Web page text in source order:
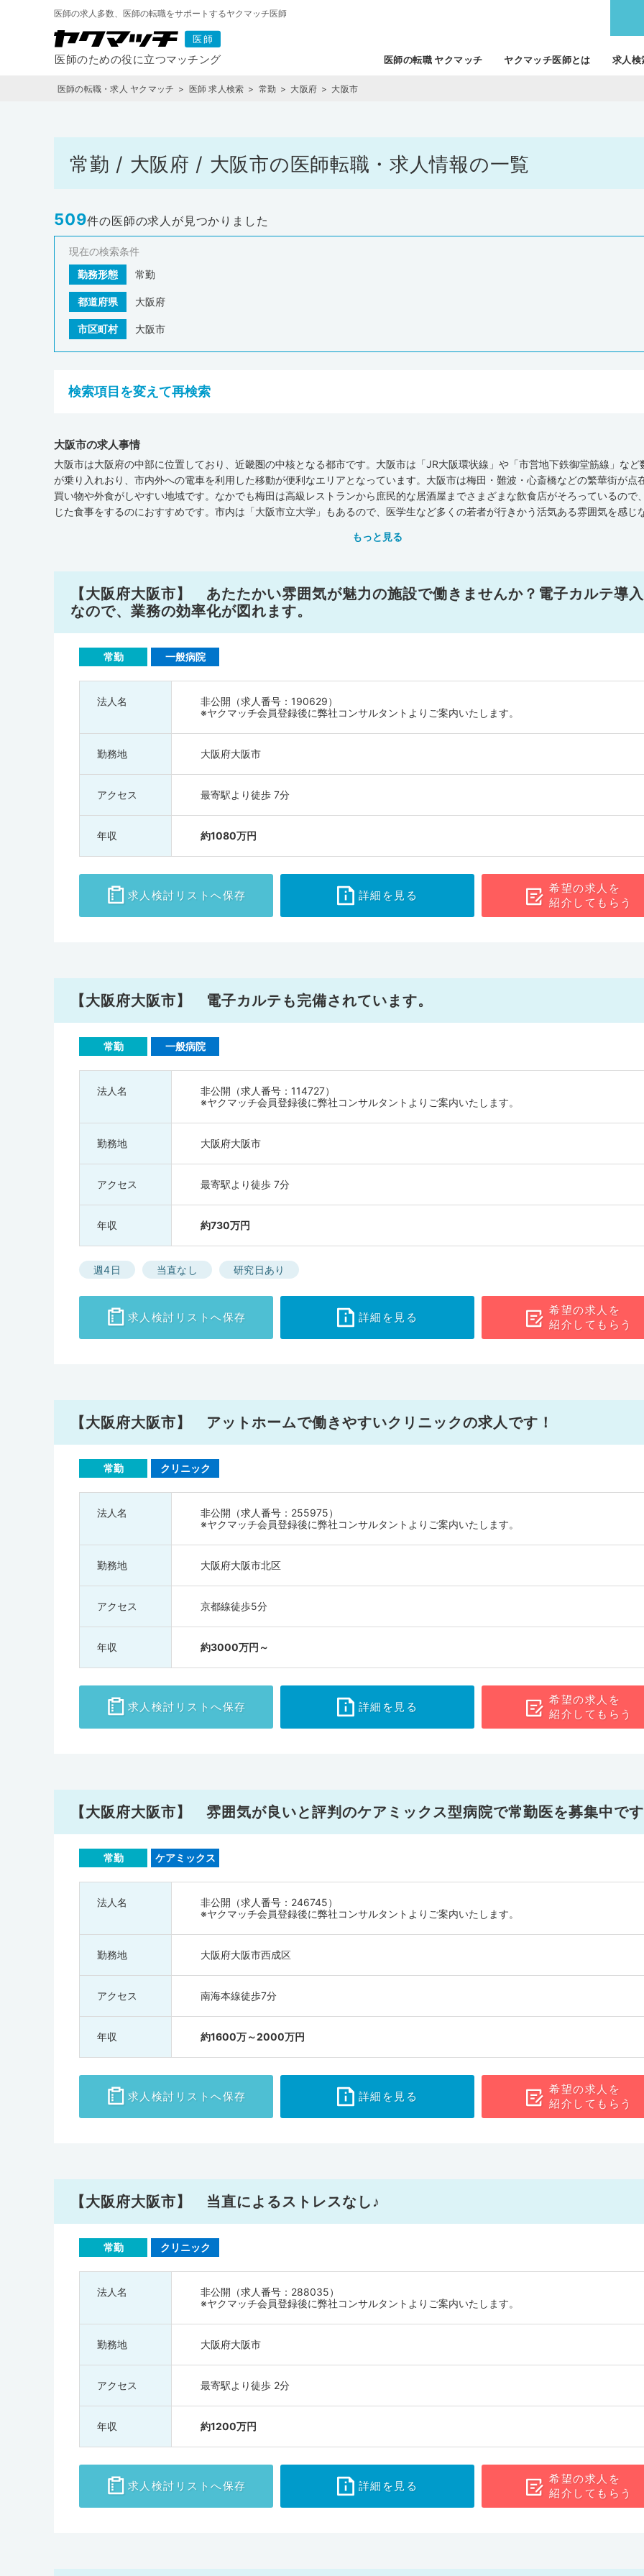
医師の求人多数、医師の転職をサポートするヤクマッチ医師
医師の転職 ヤクマッチ ヤクマッチ医師とは 求人検
医師の転職・求人 ヤクマッチ 医師 求人検索 常勤 大阪府 大阪市
常勤 / 大阪府 / 大阪市の医師転職・求人情報の一覧
509件の医師の求人が見つかりました
現在の検索条件
勤務形態
常勤
都道府県 大阪府
市区町村 大阪市
検索項目を変えて再検索
大阪市の求人事情
大阪市は大阪府の中部に位置しており、近畿圏の中核となる都市です。大阪市は「JR大阪環状線」や「市営地下鉄御堂筋線」など
が乗り入れおり、市内外への電車を利用した移動が便利なエリアとなっています。大阪市は梅田・難波・心斎橋などの繁華街が点
買い物や外食がしやすい地域です。なかでも梅田は高級レストランから庶民的な居酒屋までさまざまな飲食店がそろっているので
じた食事をするのにおすすめです。市内は「大阪市立大学」もあるので、医学生など多くの若者が行きかう活気ある雰囲気を感じ
と、平成30年11月時点で、大阪市（大阪市医療圏）の医療機関・介護施設数は、一般診療所が3,230軒、病院が176軒、歯科が
市が全国平均を上まわっている状況です。病床数（人口10万人あたり）は、一般診療所・病院の病床数ともに大阪市が全国平均を
ます。また厚生労働省が調査・発表した『医師・歯科医師・薬剤師統計の概況（平成30年）』によると、大阪市の医師の人数は
の医師の人数は327,210人)でした。大阪市の医師の人数を人口10万人あたりに換算すると359人（全国平均は258.8人）となりま
療機関もそろっているので、医師として新たな知見や技術を学びながら働きやすいでしょう。大阪府で転職を考えている方は、ぜ
人もチェックしてみてください。
もっと見る
【大阪府大阪市】 あたたかい雰囲気が魅力の施設で働きませんか？電子カルテ導
なので、業務の効率化が図れます。
常勤 一般病院
法人名
非公開（求人番号：190629）
※ヤクマッチ会員登録後に弊社コンサルタントよりご案内いたします。
勤務地 大阪府大阪市
アクセス 最寄駅より徒歩 7分
年収 約1080万円
求人検討 リストへ保存 詳細を見る
希望の求人を
紹介してもらう
【大阪府大阪市】 電子カルテも完備されています。
常勤 一般病院
法人名
非公開（求人番号：114727）
※ヤクマッチ会員登録後に弊社コンサルタントよりご案内いたします。
勤務地 大阪府大阪市
アクセス 最寄駅より徒歩 7分
年収 約730万円
週4日 当直なし 研究日あり
求人検討 リストへ保存 詳細を見る
希望の求人を
紹介してもらう
【大阪府大阪市】 アットホームで働きやすいクリニックの求人です！
常勤 クリニック
法人名
非公開（求人番号：255975）
※ヤクマッチ会員登録後に弊社コンサルタントよりご案内いたします。
勤務地 大阪府大阪市北区
アクセス 京都線徒歩5分
年収 約3000万円～
求人検討 リストへ保存 詳細を見る
希望の求人を
紹介してもらう
【大阪府大阪市】 雰囲気が良いと評判のケアミックス型病院で常勤医を募集中で
常勤 ケアミックス
法人名
非公開（求人番号：246745）
※ヤクマッチ会員登録後に弊社コンサルタントよりご案内いたします。
勤務地 大阪府大阪市西成区
アクセス 南海本線徒歩7分
年収 約1600万～2000万円
求人検討 リストへ保存 詳細を見る
希望の求人を
紹介してもらう
【大阪府大阪市】 当直によるストレスなし♪
常勤 クリニック
法人名
非公開（求人番号：288035）
※ヤクマッチ会員登録後に弊社コンサルタントよりご案内いたします。
勤務地 大阪府大阪市
アクセス 最寄駅より徒歩 2分
年収 約1200万円
求人検討 リストへ保存 詳細を見る
希望の求人を
紹介してもらう